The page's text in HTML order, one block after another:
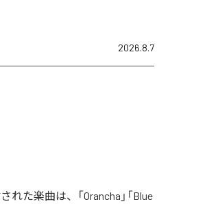
2026.8.7
た楽曲は、「Orancha」「Blue